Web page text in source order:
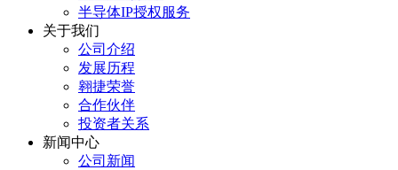
半导体IP授权服务
关于我们
公司介绍
发展历程
翱捷荣誉
合作伙伴
投资者关系
新闻中心
公司新闻